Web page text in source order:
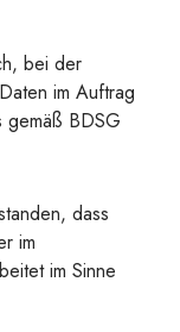
bei der
im Auftrag
gemäß BDSG
dass
im
im Sinne